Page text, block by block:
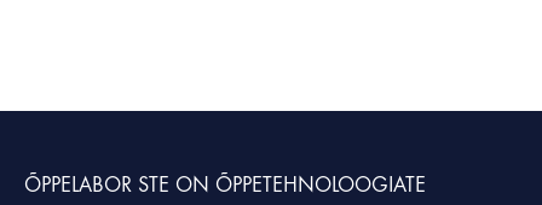
ÕPPELABOR STE ON ÕPPETEHNOLOOGIATE